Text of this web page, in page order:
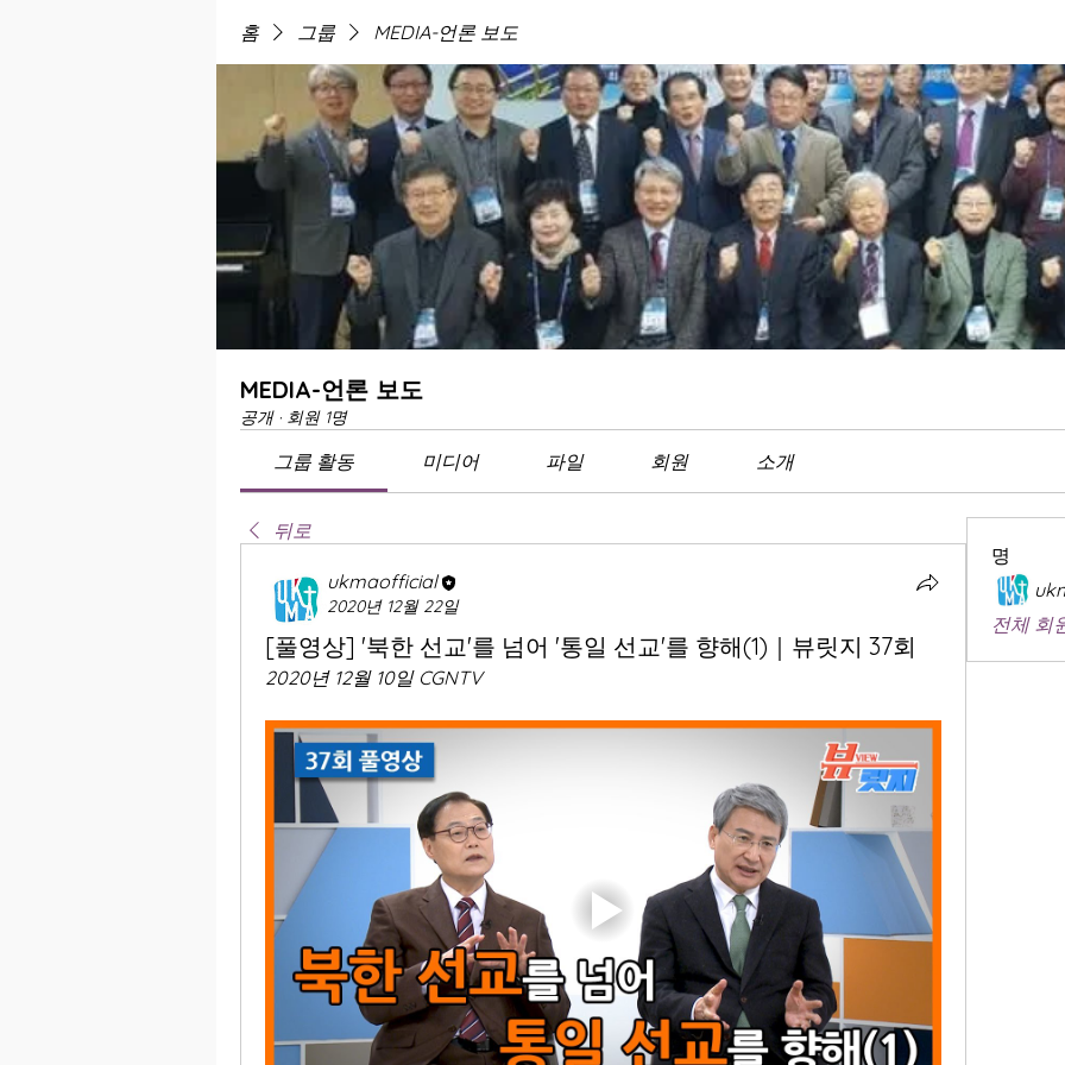
홈 그룹 MEDIA-언론 보도
MEDIA-언론 보도
공개 · 회원 1명
그룹 활동 미디어 파일 회원 소개
뒤로
ukmaofficial
2020년 12월 22일
[풀영상] '북한 선교'를 넘어 '통일 선교'를 향해(1)｜뷰릿지 37회
2020년 12월 10일 CGNTV
명
전체 회